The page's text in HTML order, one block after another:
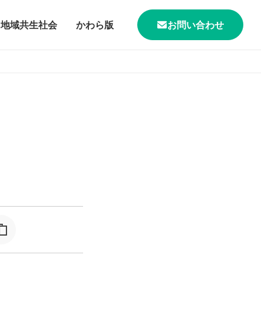
地域共生社会 かわら版 お問い合わせ